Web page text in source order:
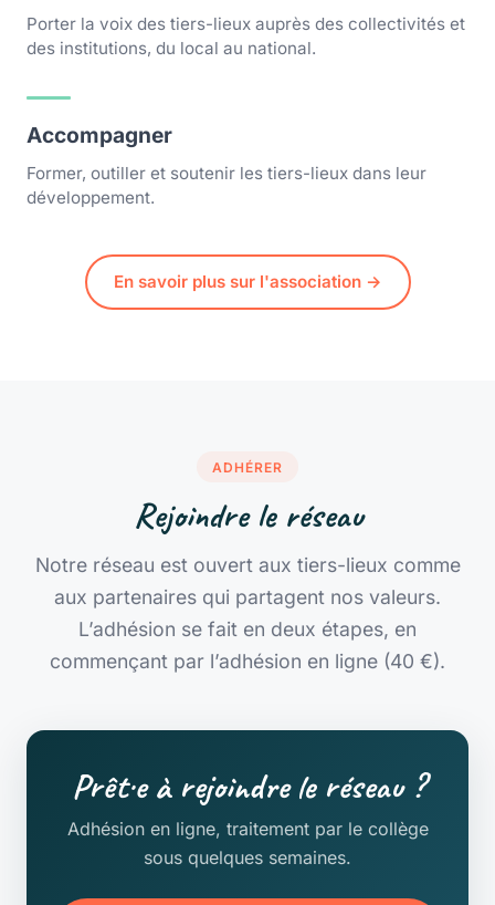
Porter la voix des tiers-lieux auprès des collectivités et
des institutions, du local au national.
Accompagner
Former, outiller et soutenir les tiers-lieux dans leur
développement.
En savoir plus sur l'association →
ADHÉRER
Rejoindre le réseau
Notre réseau est ouvert aux tiers-lieux comme
aux partenaires qui partagent nos valeurs.
L’adhésion se fait en deux étapes, en
commençant par l’adhésion en ligne (40 €).
Prêt·e à rejoindre le réseau ?
Adhésion en ligne, traitement par le collège
sous quelques semaines.